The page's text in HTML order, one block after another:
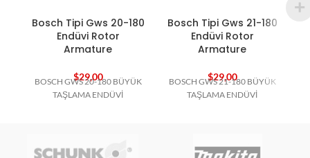
Bosch Tipi Gws 20-180
Endüvi Rotor
Armature
$29,00
BOSCH GWS 20-180 BÜYÜK
TAŞLAMA ENDÜVİ
Bosch Tipi Gws 21-180
Endüvi Rotor
Armature
$29,00
BOSCH GWS 21-180 BÜYÜK
TAŞLAMA ENDÜVİ